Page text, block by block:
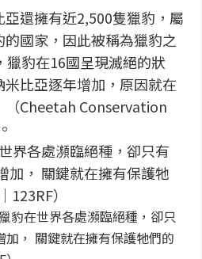
還擁有近2,500隻獵豹，屬
國家，因此被稱為獵豹之
獵豹在16國呈現滅絕的狀
比亞逐年增加，原因就在
（Cheetah Conservation
豹在世界各處瀕臨絕種，卻只
， 關鍵就在擁有保護牠們的